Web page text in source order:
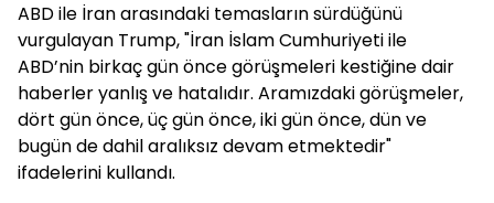
ABD ile İran arasındaki temasların sürdüğünü
vurgulayan Trump, "İran İslam Cumhuriyeti ile
ABD’nin birkaç gün önce görüşmeleri kestiğine dair
haberler yanlış ve hatalıdır. Aramızdaki görüşmeler,
dört gün önce, üç gün önce, iki gün önce, dün ve
bugün de dahil aralıksız devam etmektedir"
ifadelerini kullandı.